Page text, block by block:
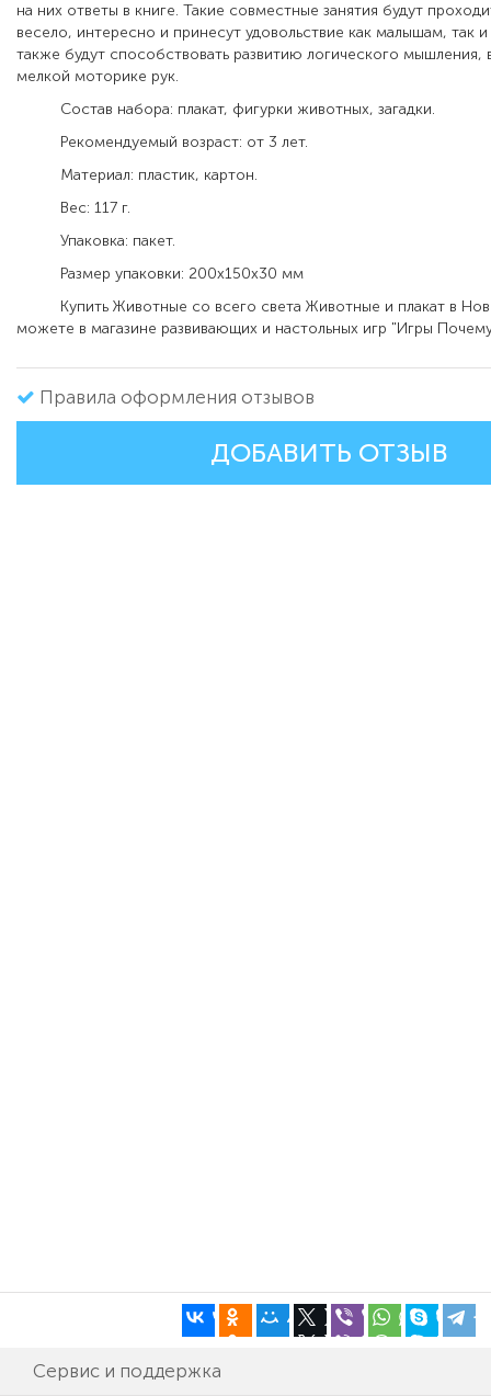
на них ответы в книге. Такие совместные занятия будут
весело, интересно и принесут удовольствие как малышам, так
также будут способствовать развитию логического мышления,
мелкой моторике рук.
Состав набора: плакат, фигурки животных, загадки.
Рекомендуемый возраст: от 3 лет.
Материал: пластик, картон.
Вес: 117 г.
Упаковка: пакет.
Размер упаковки: 200х150х30 мм
Купить Животные со всего света Животные и плакат в
можете в магазине развивающих и настольных игр "Игры
Правила оформления отзывов
ДОБАВИТЬ ОТЗЫВ
Сервис и поддержка